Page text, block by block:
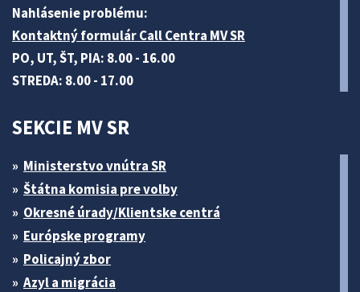
Nahlásenie problému:
Kontaktný formulár Call Centra MV SR
PO, UT, ŠT, PIA: 8.00 - 16.00
STREDA: 8.00 - 17.00
SEKCIE MV SR
Ministerstvo vnútra SR
Štátna komisia pre volby
Okresné úrady/Klientske centrá
Európske programy
Policajný zbor
Azyl a migrácia